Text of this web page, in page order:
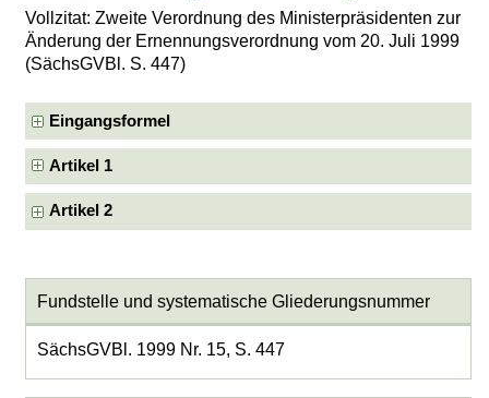
Vollzitat: Zweite Verordnung des Ministerpräsidenten zur
Änderung der Ernennungsverordnung vom 20. Juli 1999
(SächsGVBl. S. 447)
Eingangsformel
Artikel 1
Artikel 2
Fundstelle und systematische Gliederungsnummer
SächsGVBl. 1999 Nr. 15, S. 447